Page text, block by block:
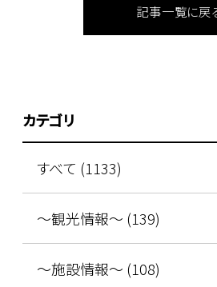
記事一覧に戻
カテゴリ
すべて (1133)
～観光情報～ (139)
～施設情報～ (108)